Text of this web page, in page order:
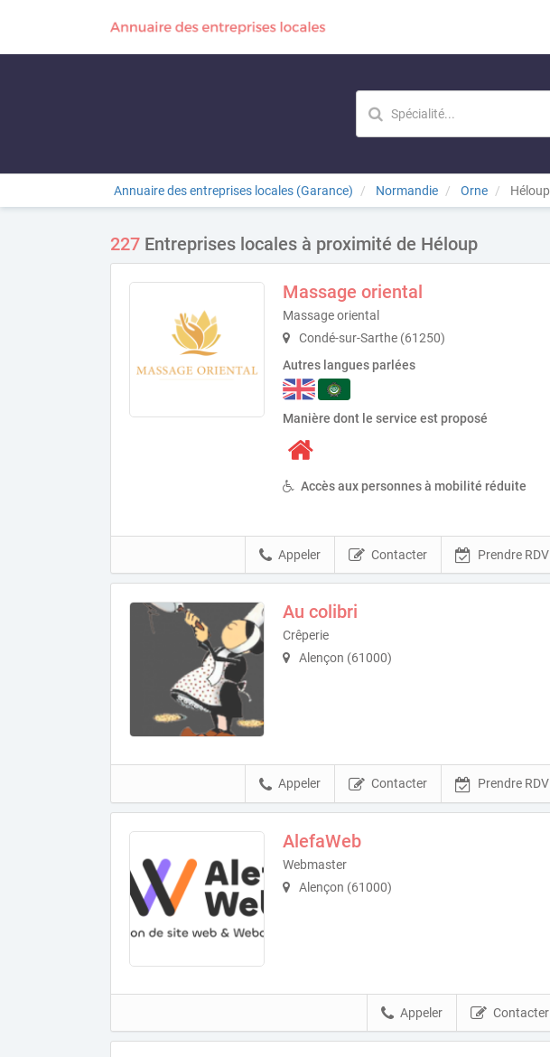
Annuaire des entreprises locales (Garance) Normandie Orne Héloup
227 Entreprises locales à proximité de Héloup
Massage oriental
Massage oriental
Condé-sur-Sarthe (61250)
Autres langues parlées
Manière dont le service est proposé
Accès aux personnes à mobilité réduite
Prendre RDV
Contacter
Appeler
Au colibri
Crêperie
Alençon (61000)
Prendre RDV
Contacter
Appeler
AlefaWeb
Webmaster
Alençon (61000)
Contacter
Appeler